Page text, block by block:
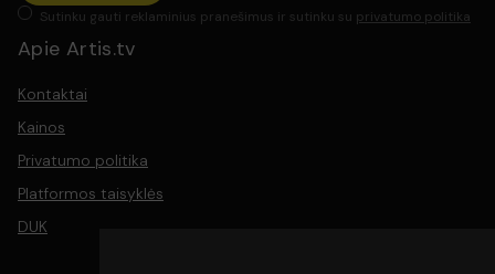
Sutinku gauti reklaminius pranešimus ir sutinku su privatumo politika
Apie Artis.tv
Kontaktai
Kainos
Privatumo politika
Platformos taisyklės
DUK